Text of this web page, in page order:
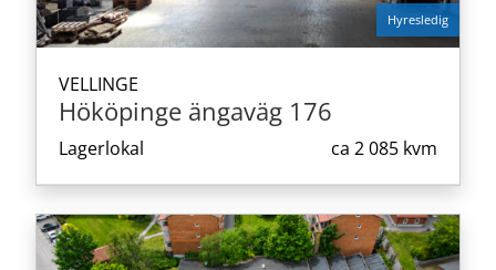
Hyresledig
VELLINGE
Hököpinge ängaväg 176
Lagerlokal ca 2 085 kvm